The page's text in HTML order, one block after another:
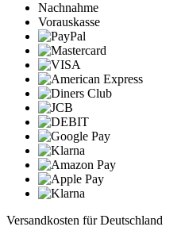
Nachnahme
Vorauskasse
Versandkosten für Deutschland